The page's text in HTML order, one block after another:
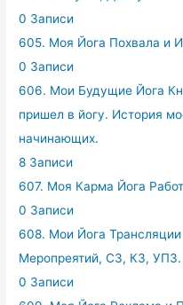
0 Записи
605. Моя Йога Похвала и
0 Записи
606. Мои Будущие Йога
пришел в йогу. История
начинающих.
8 Записи
607. Моя Карма Йога
0 Записи
608. Мои Йога
Меропреятий, СЗ, КЗ, УПЗ.
0 Записи